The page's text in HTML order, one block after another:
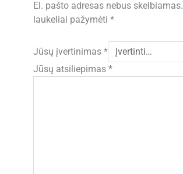
El. pašto adresas nebus skelbiamas.
laukeliai pažymėti*
Jūsų įvertinimas*
Jūsų atsiliepimas*